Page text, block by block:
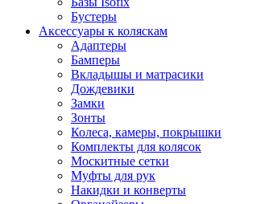
Бустеры
Аксессуары к коляскам
Адаптеры
Бамперы
Вкладышы и матрасики
Дождевики
Замки
Зонты
Колеса, камеры, покрышки
Комплекты для колясок
Москитные сетки
Муфты для рук
Накидки и конверты